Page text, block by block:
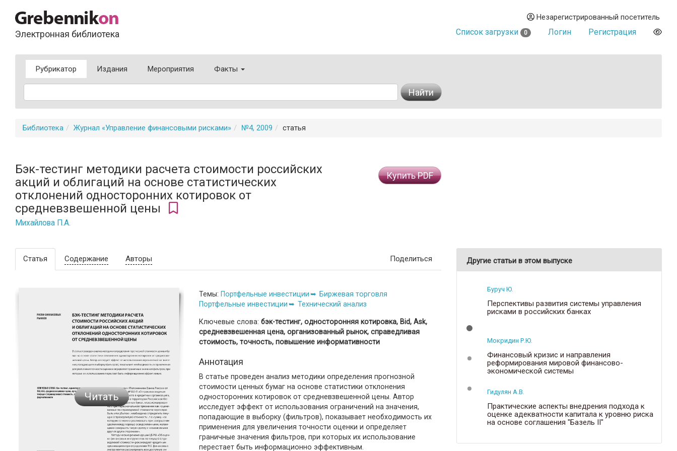
Электронная библиотека
Незарегистрированный посетитель
Список загрузки 0 Логин Регистрация
Рубрикатор Издания Мероприятия Факты
Найти
Библиотека Журнал «Управление финансовыми рисками» №4, 2009 статья
Бэк-тестинг методики расчета стоимости российских
акций и облигаций на основе статистических
отклонений односторонних котировок от
средневзвешенной цены
Михайлова П.А.
Купить PDF
Статья Содержание Авторы Поделиться
Читать
Темы: Портфельные инвестиции
Биржевая торговля
Портфельные инвестиции
Технический анализ
Ключевые слова: бэк-тестинг, односторонняя котировка, Bid, Ask,
средневзвешенная цена, организованный рынок, справедливая
стоимость, точность, повышение информативности
Аннотация
В статье проведен анализ методики определения прогнозной
стоимости ценных бумаг на основе статистики отклонения
односторонних котировок от средневзвешенной цены. Автор
исследует эффект от использования ограничений на значения,
попадающие в выборку (фильтров), показывает необходимость их
применения для увеличения точности оценки и определяет
граничные значения фильтров, при которых их использование
перестает быть информационно эффективным.
Другие статьи в этом выпуске
Буруч Ю.
Перспективы развития системы управления
рисками в российских банках
Мокридин Р.Ю.
Финансовый кризис и направления
реформирования мировой финансово-
экономической системы
Гидулян А.В.
Практические аспекты внедрения подхода к
оценке адекватности капитала к уровню риска
на основе соглашения "Базель II"